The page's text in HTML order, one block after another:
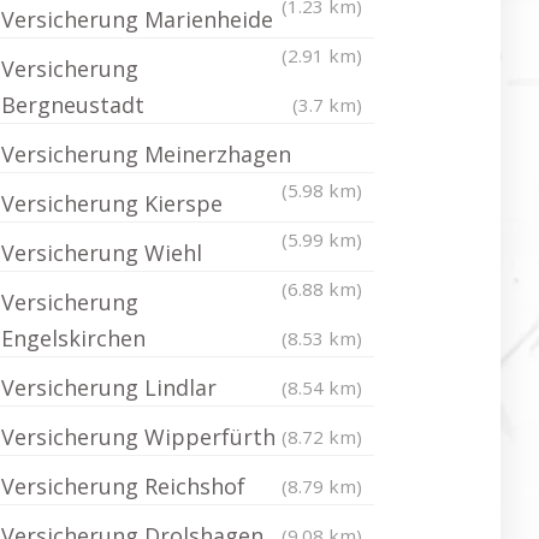
(1.23 km)
Versicherung Marienheide
(2.91 km)
Versicherung
Bergneustadt
(3.7 km)
Versicherung Meinerzhagen
(5.98 km)
Versicherung Kierspe
(5.99 km)
Versicherung Wiehl
(6.88 km)
Versicherung
Engelskirchen
(8.53 km)
Versicherung Lindlar (8.54 km)
Versicherung Wipperfürth (8.72 km)
Versicherung Reichshof (8.79 km)